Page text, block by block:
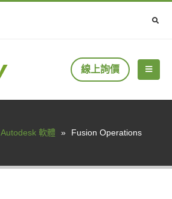
線上詢價
Autodesk 軟體 » Fusion Operations